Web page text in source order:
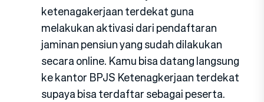
ketenagakerjaan terdekat guna
melakukan aktivasi dari pendaftaran
jaminan pensiun yang sudah dilakukan
secara online. Kamu bisa datang langsung
ke kantor BPJS Ketenagkerjaan terdekat
supaya bisa terdaftar sebagai peserta.